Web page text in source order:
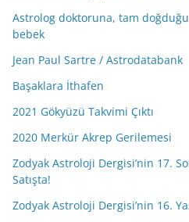
Astrolog doktoruna, tam doğduğu
bebek
Jean Paul Sartre / Astrodatabank
Başaklara İthafen
2021 Gökyüzü Takvimi Çıktı
2020 Merkür Akrep Gerilemesi
Zodyak Astroloji Dergisi’nin 17.
Satışta!
Zodyak Astroloji Dergisi’nin 16.